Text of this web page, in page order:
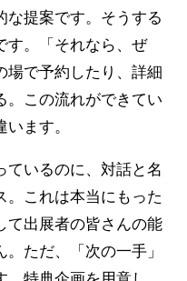
な提案です。そうする
す。「それなら、ぜ
場で予約したり、詳細
。この流れができてい
ます。
ているのに、対話と名
。これは本当にもった
て出展者の皆さんの能
ただ、「次の一手」